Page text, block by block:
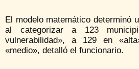
El modelo matemático determinó
al categorizar a 123
vulnerabilidad», a 129 en
«medio», detalló el funcionario.